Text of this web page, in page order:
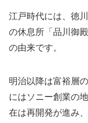
江戸時代には、徳
の休息所「品川御
の由来です。
明治以降は富裕層
にはソニー創業の
在は再開発が進み